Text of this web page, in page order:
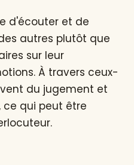
d'écouter et de
autres plutôt que
sur leur
À travers ceux-
du jugement et
qui peut être